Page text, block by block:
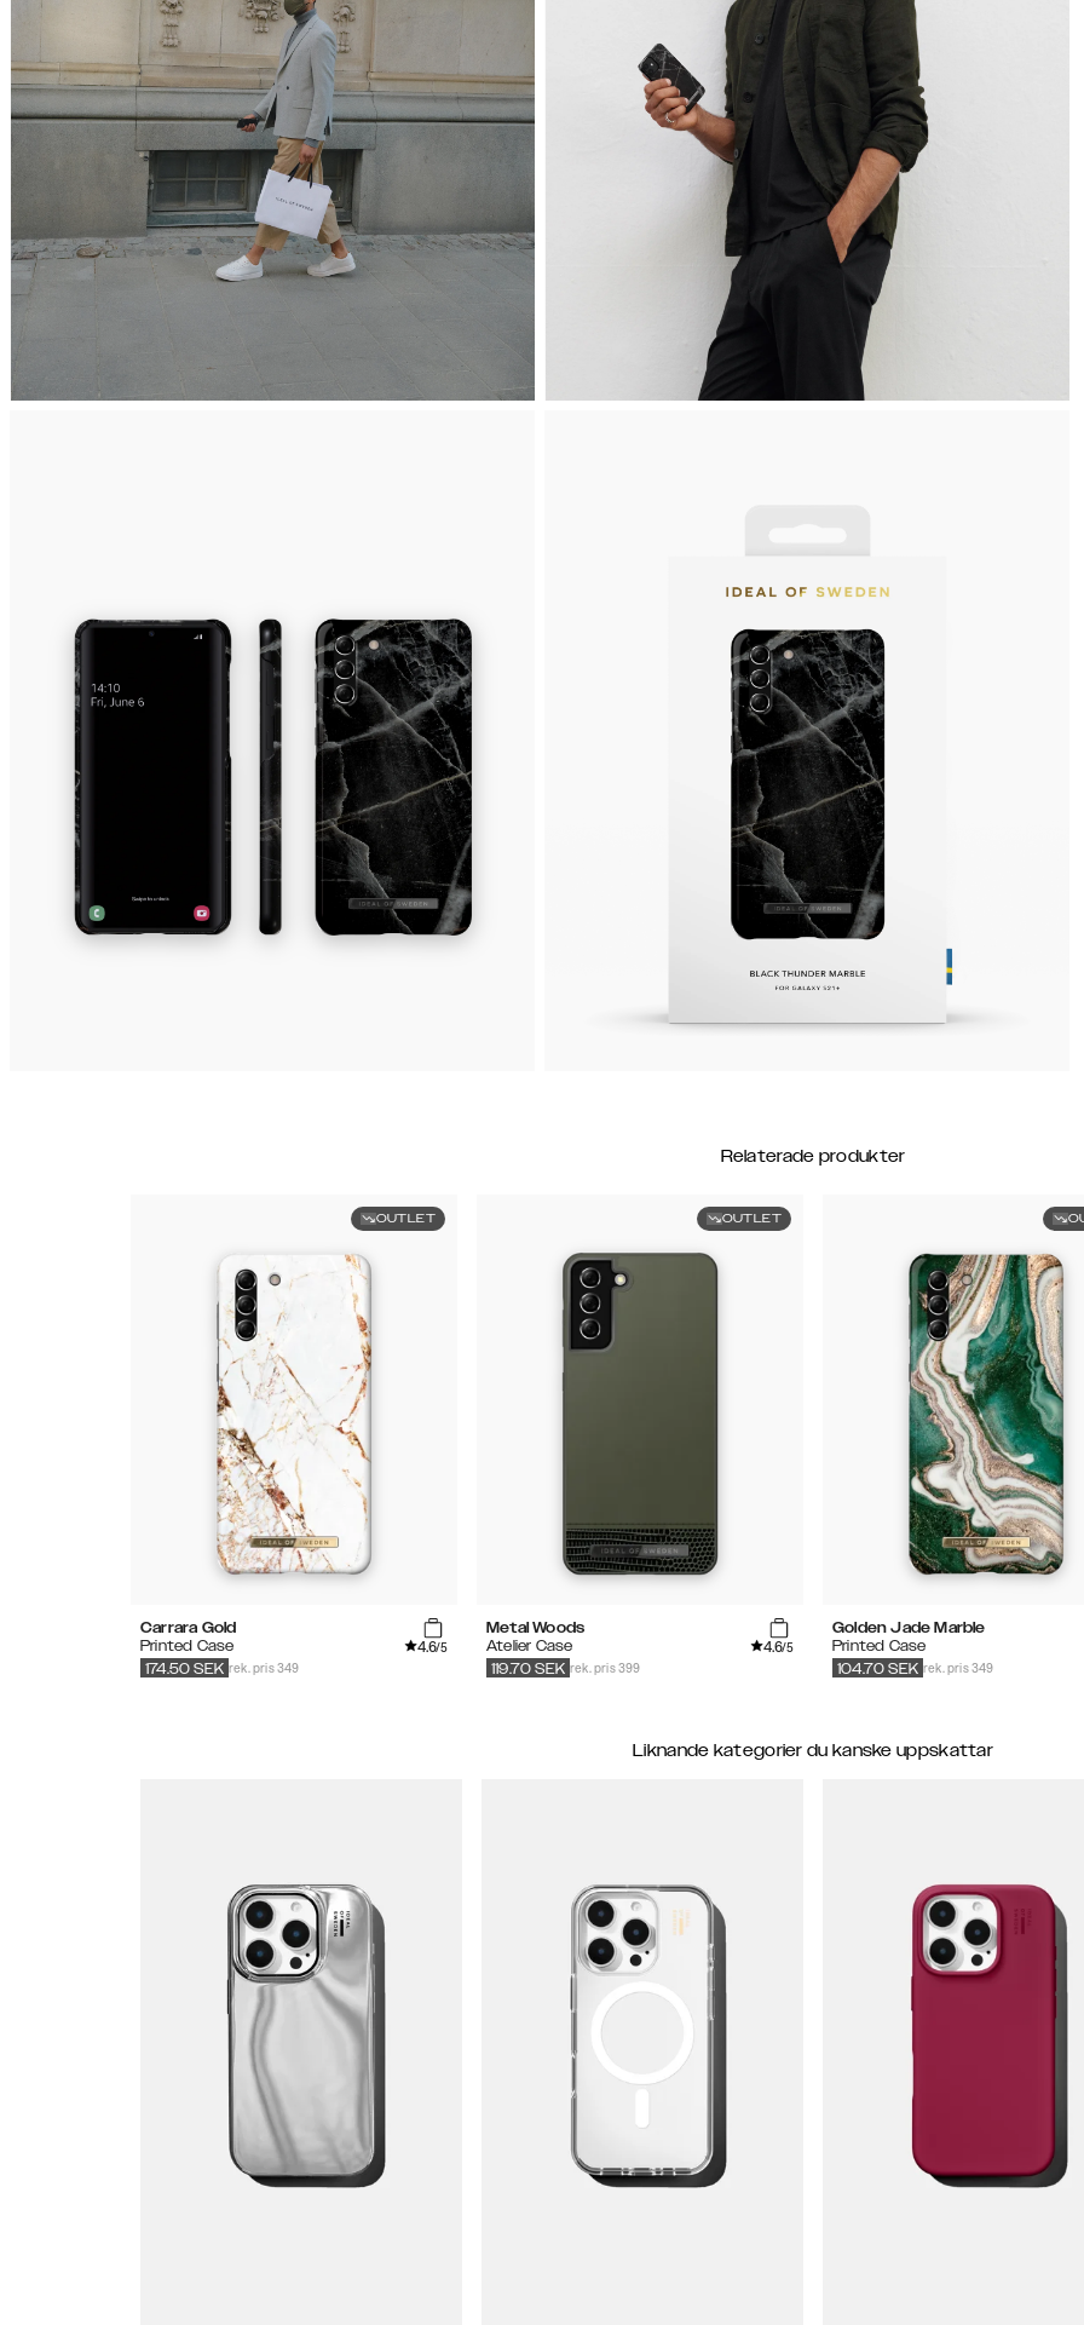
Relaterade produkter
OUTLET
Carrara Gold
Printed Case
4.6/5
rek. pris 349
174.50 SEK
OUTLET
Metal Woods
Atelier Case
4.6/5
rek. pris 399
119.70 SEK
Golden Jade Marble
Printed Case
rek. pris 349
104.70 SEK
Liknande kategorier du kanske uppskattar